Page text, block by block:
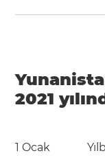
2021
1 Ocak